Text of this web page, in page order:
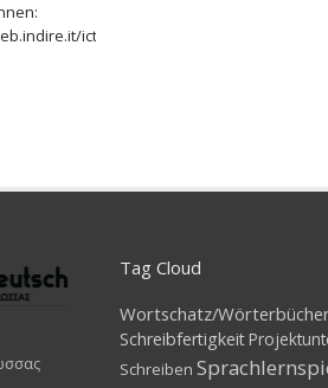
ictavagnacco/deutsch/index.htm
Tag Cloud
Wortschatz/
Schreibfertigkeit
Schreiben